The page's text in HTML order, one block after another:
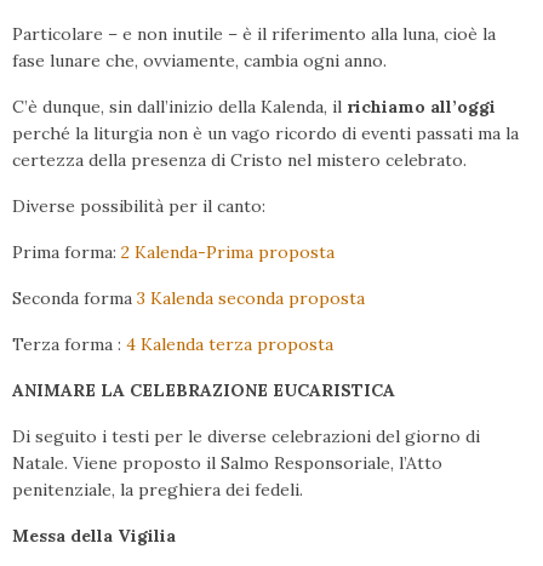
Particolare – e non inutile – è il riferimento alla luna, cioè la
fase lunare che, ovviamente, cambia ogni anno.
C’è dunque, sin dall’inizio della Kalenda, il richiamo all’oggi
perché la liturgia non è un vago ricordo di eventi passati ma la
certezza della presenza di Cristo nel mistero celebrato.
Diverse possibilità per il canto:
Prima forma: 2 Kalenda-Prima proposta
Seconda forma 3 Kalenda seconda proposta
Terza forma : 4 Kalenda terza proposta
ANIMARE LA CELEBRAZIONE EUCARISTICA
Di seguito i testi per le diverse celebrazioni del giorno di
Natale. Viene proposto il Salmo Responsoriale, l’Atto
penitenziale, la preghiera dei fedeli.
Messa della Vigilia